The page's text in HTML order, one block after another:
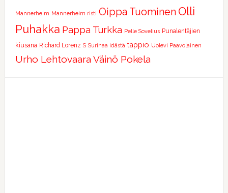
Mannerheim Mannerheim risti Oippa Tuominen Olli
Puhakka Pappa Turkka Pelle Sovelius Punalentäjien
kiusana Richard Lorenz S Surinaa idästä tappio Uolevi Paavolainen
Urho Lehtovaara Väinö Pokela